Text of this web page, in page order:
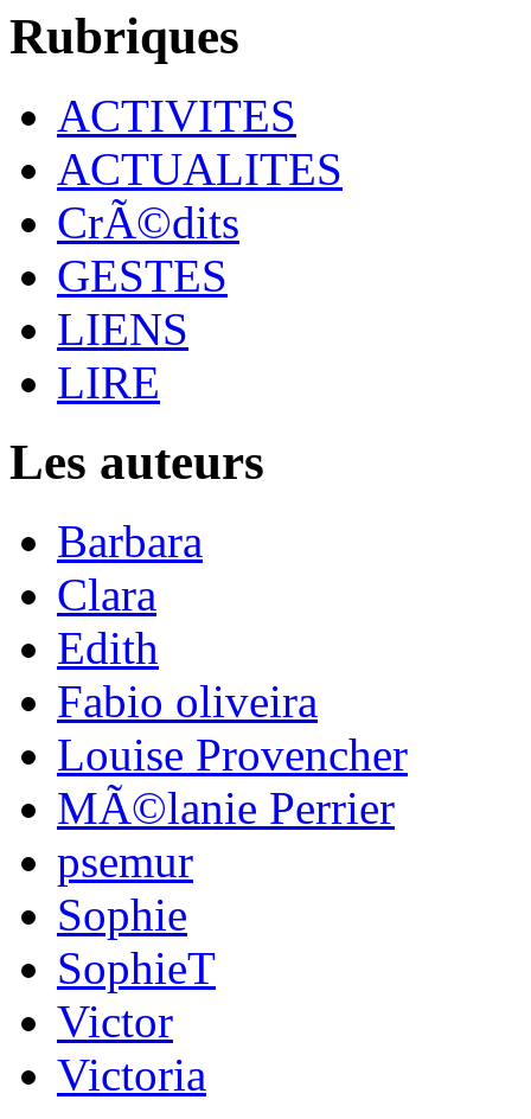
Rubriques
ACTIVITES
ACTUALITES
CrÃ©dits
GESTES
LIENS
LIRE
Les auteurs
Barbara
Clara
Edith
Fabio oliveira
Louise Provencher
MÃ©lanie Perrier
psemur
Sophie
SophieT
Victor
Victoria